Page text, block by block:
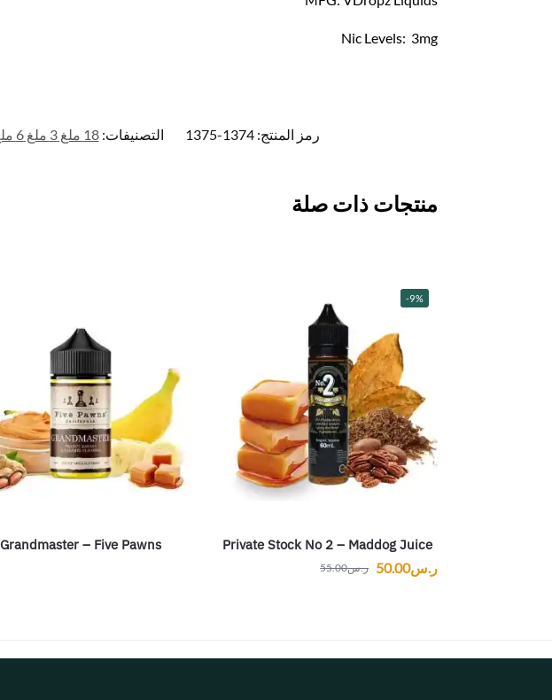
Nic Levels: 3mg
رمز المنتج:1374-1375 التصنيفات:18 ملغ 3 ملغ 6 ملغ 12 ملغ
منتجات ذات صلة
-9%
Private Stock No 2 – Maddog Juice
ر.س55.00 ر.س50.00
Grandmaster – Five Pawns